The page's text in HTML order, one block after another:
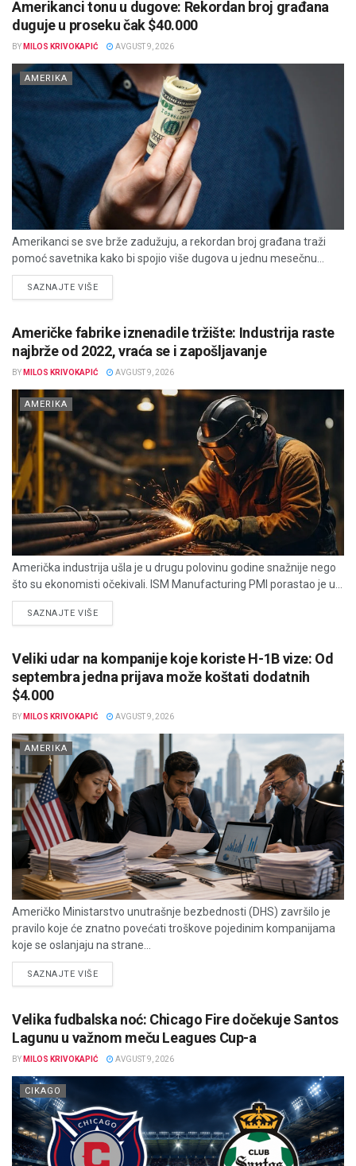
Amerikanci tonu u dugove: Rekordan broj građana
duguje u proseku čak $40.000
BY MILOS KRIVOKAPIĆ AVGUST 9, 2026
AMERIKA
Amerikanci se sve brže zadužuju, a rekordan broj građana traži
pomoć savetnika kako bi spojio više dugova u jednu mesečnu...
SAZNAJTE VIŠEDETAILS
Američke fabrike iznenadile tržište: Industrija raste
najbrže od 2022, vraća se i zapošljavanje
BY MILOS KRIVOKAPIĆ AVGUST 9, 2026
AMERIKA
Američka industrija ušla je u drugu polovinu godine snažnije nego
što su ekonomisti očekivali. ISM Manufacturing PMI porastao je u...
SAZNAJTE VIŠEDETAILS
Veliki udar na kompanije koje koriste H-1B vize: Od
septembra jedna prijava može koštati dodatnih
$4.000
BY MILOS KRIVOKAPIĆ AVGUST 9, 2026
AMERIKA
Američko Ministarstvo unutrašnje bezbednosti (DHS) završilo je
pravilo koje će znatno povećati troškove pojedinim kompanijama
koje se oslanjaju na strane...
SAZNAJTE VIŠEDETAILS
Velika fudbalska noć: Chicago Fire dočekuje Santos
Lagunu u važnom meču Leagues Cup-a
BY MILOS KRIVOKAPIĆ AVGUST 9, 2026
CIKAGO